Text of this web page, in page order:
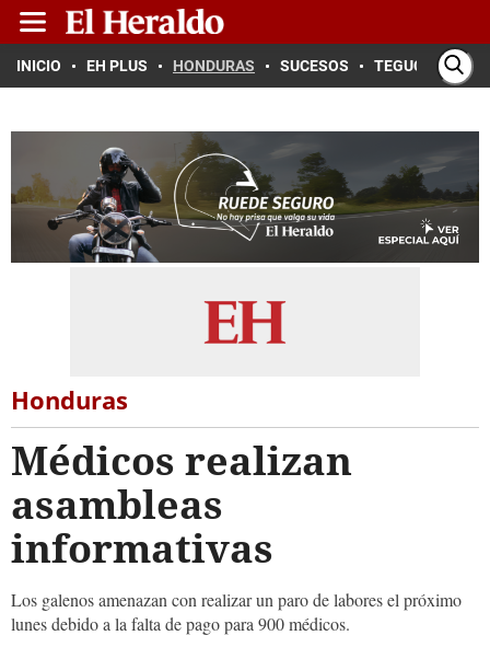
INICIO EH PLUS HONDURAS SUCESOS TEGUCIGALPA
Honduras
Médicos realizan
asambleas
informativas
Los galenos amenazan con realizar un paro de labores el próximo
lunes debido a la falta de pago para 900 médicos.